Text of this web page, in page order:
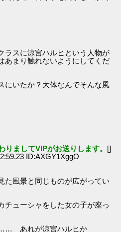
スに涼宮ハルヒという人物が
あまり触れないようにしてくだ
にいたか？大体なんでそんな風
りましてVIPがお送りします。 []
ID:AXGY1XggO
た風景と同じものが広がってい
チューシャをした女の子が座っ
…… あれが涼宮ハルヒか